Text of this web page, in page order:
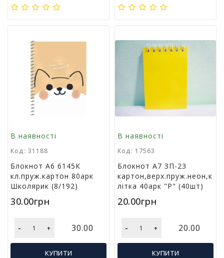
и
В наявності
Код: 31188
Блокнот А6 6145К
кл.пруж.картон 80арк
Школярик (8/192)
30.00грн
- + 30.00
КУПИТИ
В наявності
Код: 17563
Блокнот А7 ЗП-23
картон,верх.пруж.неон,к
літка 40арк "Р" (40шт)
20.00грн
- + 20.00
КУПИТИ